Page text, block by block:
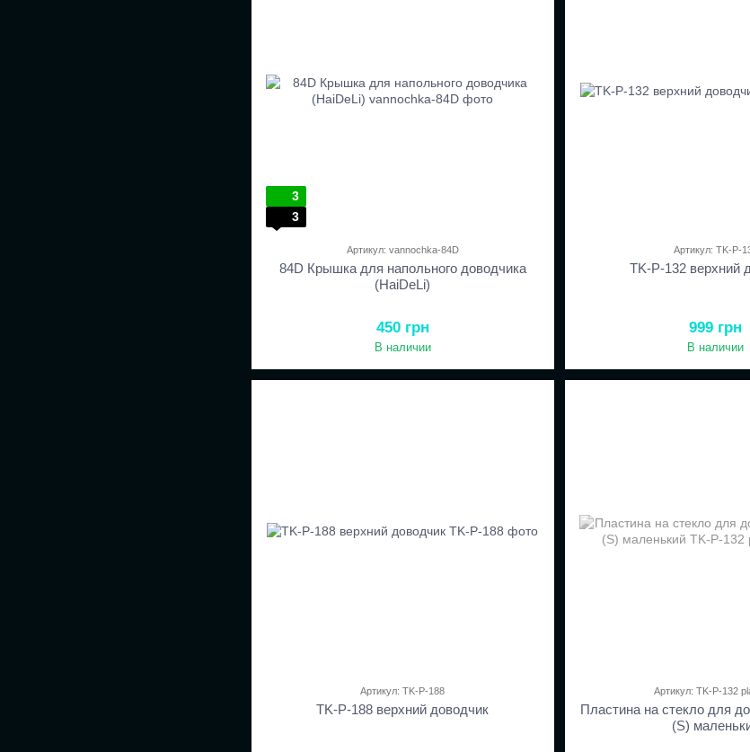
3
3
Артикул: vannochka-84D
84D Крышка для напольного доводчика
(HaiDeLi)
450 грн
В наличии
Артикул: TK-P-
TK-P-132 верхний
999 грн
В наличии
Артикул: TK-P-188
TK-P-188 верхний доводчик
Артикул: TK-P-132
Пластина на стекло для
(S)